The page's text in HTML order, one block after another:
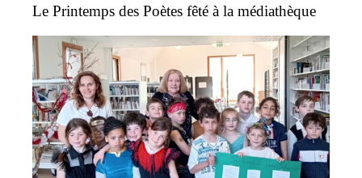
Le Printemps des Poètes fêté à la médiathèque